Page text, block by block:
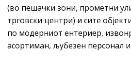
(во пешачки зони, прометни
трговски центри) и сите
по модерниот ентериер,
асортиман, љубезен персонал